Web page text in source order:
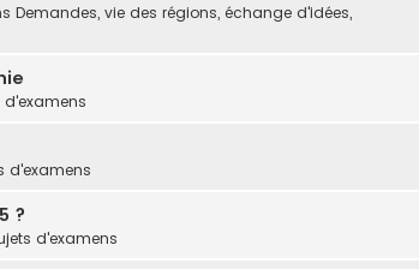
Demandes, vie des régions, échange d'idées,
d'examens
d'examens
?
d'examens